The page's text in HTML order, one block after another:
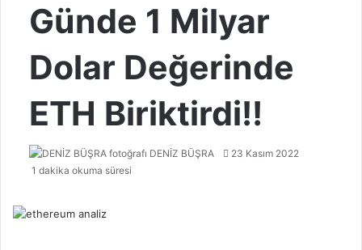
Günde 1 Milyar
Dolar Değerinde
ETH Biriktirdi!!
DENİZ BÜŞRA
Bir 23 Kasım 2022
1 dakika okuma süresi